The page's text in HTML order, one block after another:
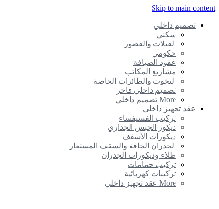
Skip to main
تصميم داخلي
سكني
الفيلات والقصور
حكومي
عقود الضيافة
مشاريع المكاتب
اليخوت والطائرات الخاصة
تصميم داخلي فاخر
More تصميم داخلي
عقد تجهيز داخلي
تركيب الفسيفساء
ديكور الجبس الجداري
ديكورات الأسقف
الجدران الجافة والسقف المستعار
طلاء وديكورات الجدران
تركيب حمامات
تركيبات كهربائية
More عقد تجهيز داخلي